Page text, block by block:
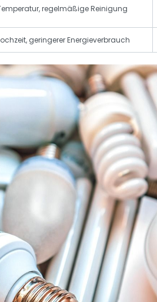
regelmäßige Reinigung
geringerer Energieverbrauch